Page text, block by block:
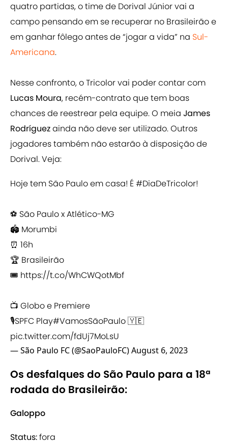
quatro partidas, o time de Dorival Júnior vai a
campo pensando em se recuperar no Brasileirão e
em ganhar fôlego antes de “jogar a vida” na Sul-
Americana.
Nesse confronto, o Tricolor vai poder contar com
Lucas Moura, recém-contrato que tem boas
chances de reestrear pela equipe. O meia James
Rodríguezainda não deve ser utilizado. Outros
jogadores também não estarão à disposição de
Dorival. Veja:
Hoje tem São Paulo em casa! É#DiaDeTricolor!
⚽ São Paulo x Atlético-MG
🏟 Morumbi
⏰ 16h
🏆 Brasileirão
🎟️ https://t.co/WhCWQotMbf
📺 Globo e Premiere
🎙️SPFC Play#VamosSãoPaulo🇾🇪
pic.twitter.com/fdUj7MoLsU
— São Paulo FC (@SaoPauloFC)August 6, 2023
Os desfalques do São Paulo para a 18ª
rodada do Brasileirão:
Galoppo
Status:fora